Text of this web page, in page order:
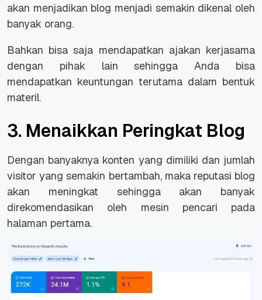
akan menjadikan blog menjadi semakin dikenal oleh
banyak orang.
Bahkan bisa saja mendapatkan ajakan kerjasama
dengan pihak lain sehingga Anda bisa
mendapatkan keuntungan terutama dalam bentuk
materil.
3. Menaikkan Peringkat Blog
Dengan banyaknya konten yang dimiliki dan jumlah
visitor yang semakin bertambah, maka reputasi blog
akan meningkat sehingga akan banyak
direkomendasikan oleh mesin pencari pada
halaman pertama.